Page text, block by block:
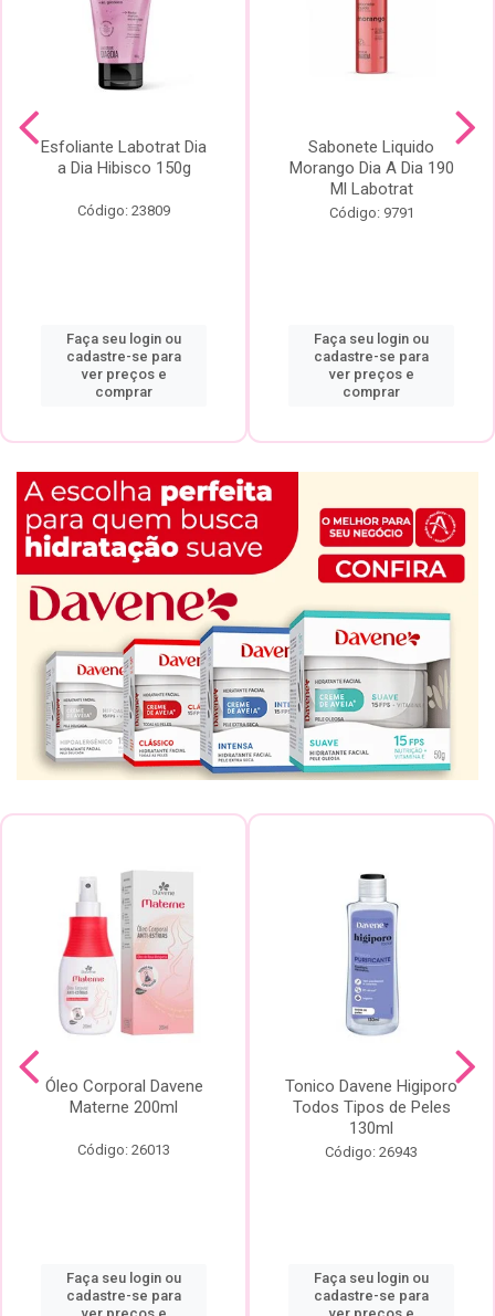
Esfoliante Labotrat Dia
a Dia Hibisco 150g
Código: 23809
Faça seu login ou
cadastre-se para
ver preços e
comprar
Sabonete Liquido
Morango Dia A Dia 190
Ml Labotrat
Código: 9791
Faça seu login ou
cadastre-se para
ver preços e
comprar
Óleo Corporal Davene
Materne 200ml
Código: 26013
Faça seu login ou
cadastre-se para
Tonico Davene Higiporo
Todos Tipos de Peles
130ml
Código: 26943
Faça seu login ou
cadastre-se para